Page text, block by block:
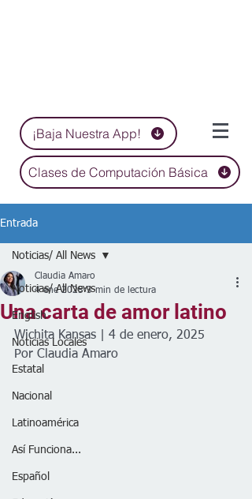
¡Baja Nuestra App!
Clases de Computación Básica
Entrada
Noticias/ All News
English
Noticias Locales
Estatal
Nacional
Latinoamérica
Así Funciona...
Español
Noticias/ All News
Una carta de amor latino
Claudia Amaro
4 ene 2025 3 min de lectura
Wichita Kansas | 4 de enero, 2025
Por Claudia Amaro